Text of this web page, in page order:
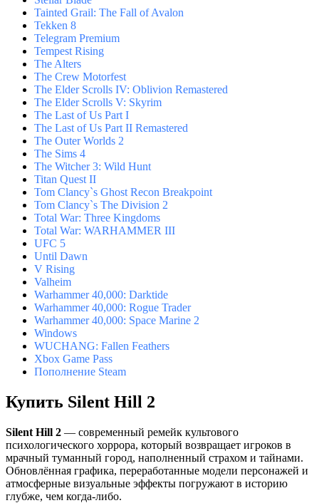
Tainted Grail: The Fall of Avalon
Tekken 8
Telegram Premium
Tempest Rising
The Alters
The Crew Motorfest
The Elder Scrolls IV: Oblivion Remastered
The Elder Scrolls V: Skyrim
The Last of Us Part I
The Last of Us Part II Remastered
The Outer Worlds 2
The Sims 4
The Witcher 3: Wild Hunt
Titan Quest II
Tom Clancy`s Ghost Recon Breakpoint
Tom Clancy`s The Division 2
Total War: Three Kingdoms
Total War: WARHAMMER III
UFC 5
Until Dawn
V Rising
Valheim
Warhammer 40,000: Darktide
Warhammer 40,000: Rogue Trader
Warhammer 40,000: Space Marine 2
Windows
WUCHANG: Fallen Feathers
Xbox Game Pass
Пополнение Steam
Купить Silent Hill 2
Silent Hill 2 — современный ремейк культового
психологического хоррора, который возвращает игроков в
мрачный туманный город, наполненный страхом и тайнами.
Обновлённая графика, переработанные модели персонажей и
атмосферные визуальные эффекты погружают в историю
глубже, чем когда-либо.